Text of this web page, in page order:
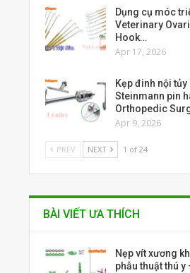
Dụng cụ móc
Veterinary
Hook…
Apr 17, 2026
Kẹp đinh nội tủy
Steinmann pin
Orthopedic
Apr 9, 2026
PREV NEXT 1 of 24
BÀI VIẾT ƯA THÍCH
Nẹp vít xương
phẫu thuật thú y